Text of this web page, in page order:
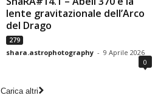
lente gravitazionale dell’Arco
del Drago
279
shara.astrophotography - 9 Aprile 2026
0
Carica altri